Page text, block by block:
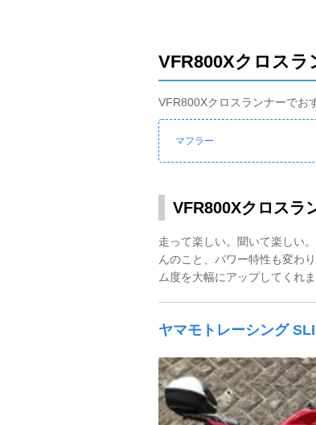
VFR800Xクロス
VFR800Xクロスランナーでお
マフラー
VFR800Xクロスラ
走って楽しい。聞いて楽しい
んのこと、パワー特性も変わ
ム度を大幅にアップしてくれま
ヤマモトレーシング